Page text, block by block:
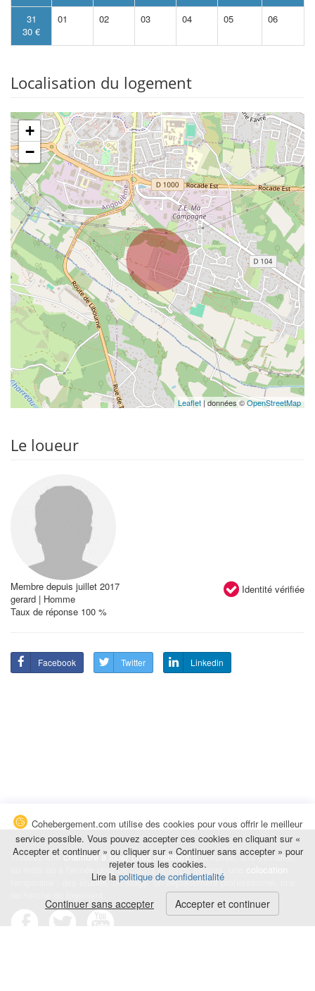
31
30 €
01 02 03 04 05 06
Localisation du logement
+
−
Leaflet | données ©OpenStreetMap
Le loueur
Identité vérifiée
Membre depuis juillet 2017
gerard | Homme
Taux de réponse 100 %
Facebook Twitter Linkedin
Trouvez unechambre à louer chez l'habitantà la nuitée, à la semaine,
au mois ou à l'année pour de courts et longs séjours, une
temporaire : des études, un stage, un déplacement professionnel, une
Cohebergement.com utilise des cookies pour vous offrir le meilleur
service possible. Vous pouvez accepter ces cookies en cliquant sur «
Accepter et continuer » ou cliquer sur « Continuer sans accepter » pour
rejeter tous les cookies.
Lire la politique de confidentialité
Continuer sans accepter Accepter et continuer